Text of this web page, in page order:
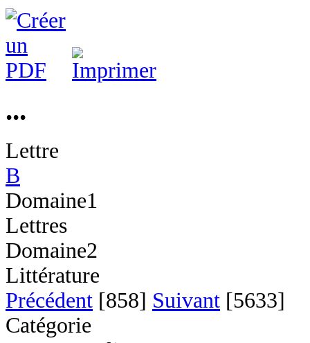
...
Lettre
B
Domaine1
Lettres
Domaine2
Littérature
Précédent [858] Suivant [5633]
Catégorie